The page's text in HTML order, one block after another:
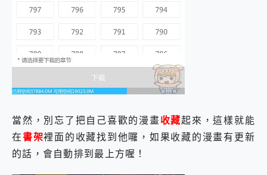
當然，別忘了把自己喜歡的漫畫收藏起來，這樣就能
在書架裡面的收藏找到他囉，如果收藏的漫畫有更新
的話，會自動排到最上方喔！